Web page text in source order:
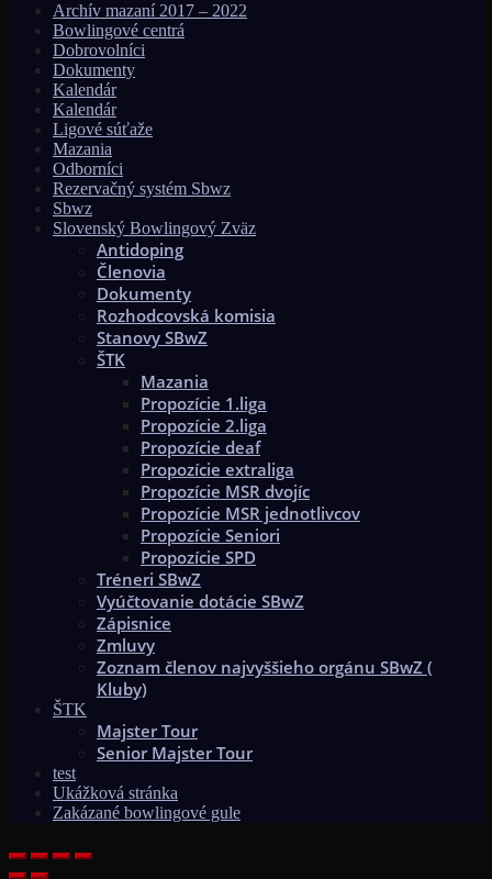
Archív mazaní 2017 – 2022
Bowlingové centrá
Dobrovolníci
Dokumenty
Kalendár
Kalendár
Ligové súťaže
Mazania
Odborníci
Rezervačný systém Sbwz
Sbwz
Slovenský Bowlingový Zväz
Antidoping
Členovia
Dokumenty
Rozhodcovská komisia
Stanovy SBwZ
ŠTK
Mazania
Propozície 1.liga
Propozície 2.liga
Propozície deaf
Propozície extraliga
Propozície MSR dvojíc
Propozície MSR jednotlivcov
Propozície Seniori
Propozície SPD
Tréneri SBwZ
Vyúčtovanie dotácie SBwZ
Zápisnice
Zmluvy
Zoznam členov najvyššieho orgánu SBwZ (
Kluby)
ŠTK
Majster Tour
Senior Majster Tour
test
Ukážková stránka
Zakázané bowlingové gule